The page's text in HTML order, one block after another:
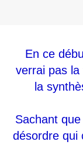
En ce
verrai pas
la
Sachant
désordre qui